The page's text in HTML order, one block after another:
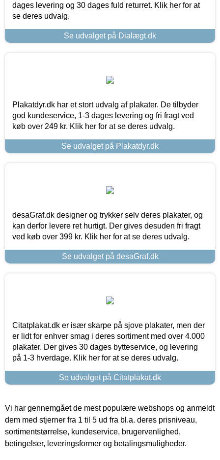
dages levering og 30 dages fuld returret. Klik her for at
se deres udvalg.
Se udvalget på Dialægt.dk
Plakatdyr.dk har et stort udvalg af plakater. De tilbyder
god kundeservice, 1-3 dages levering og fri fragt ved
køb over 249 kr. Klik her for at se deres udvalg.
Se udvalget på Plakatdyr.dk
desaGraf.dk designer og trykker selv deres plakater, og
kan derfor levere ret hurtigt. Der gives desuden fri fragt
ved køb over 399 kr. Klik her for at se deres udvalg.
Se udvalget på desaGraf.dk
Citatplakat.dk er især skarpe på sjove plakater, men der
er lidt for enhver smag i deres sortiment med over 4.000
plakater. Der gives 30 dages bytteservice, og levering
på 1-3 hverdage. Klik her for at se deres udvalg.
Se udvalget på Citatplakat.dk
Vi har gennemgået de mest populære webshops og anmeldt
dem med stjerner fra 1 til 5 ud fra bl.a. deres prisniveau,
sortimentstørrelse, kundeservice, brugervenlighed,
betingelser, leveringsformer og betalingsmuligheder.